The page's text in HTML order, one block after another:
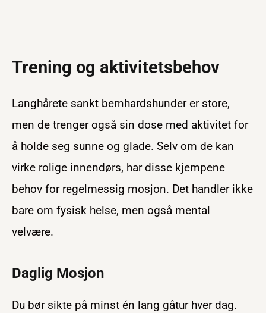
Trening og aktivitetsbehov
Langhårete sankt bernhardshunder er store,
men de trenger også sin dose med aktivitet for
å holde seg sunne og glade. Selv om de kan
virke rolige innendørs, har disse kjempene
behov for regelmessig mosjon. Det handler ikke
bare om fysisk helse, men også mental
velvære.
Daglig Mosjon
Du bør sikte på minst én lang gåtur hver dag.